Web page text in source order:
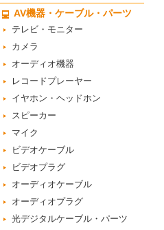
AV機器・ケーブル・パーツ
テレビ・モニター
カメラ
オーディオ機器
レコードプレーヤー
イヤホン・ヘッドホン
スピーカー
マイク
ビデオケーブル
ビデオプラグ
オーディオケーブル
オーディオプラグ
光デジタルケーブル・パーツ